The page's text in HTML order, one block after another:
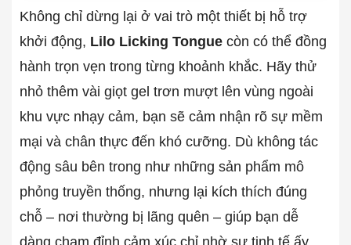
Không chỉ dừng lại ở vai trò một thiết bị hỗ trợ
khởi động, Lilo Licking Tongue còn có thể đồng
hành trọn vẹn trong từng khoảnh khắc. Hãy thử
nhỏ thêm vài giọt gel trơn mượt lên vùng ngoài
khu vực nhạy cảm, bạn sẽ cảm nhận rõ sự mềm
mại và chân thực đến khó cưỡng. Dù không tác
động sâu bên trong như những sản phẩm mô
phỏng truyền thống, nhưng lại kích thích đúng
chỗ – nơi thường bị lãng quên – giúp bạn dễ